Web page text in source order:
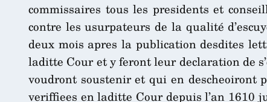
commissaires tous les presidents et
contre les usurpateurs de la qualité
deux mois apres la publication desdites
laditte Cour et y feront leur declaration de
voudront soustenir et qui en descheoiront
veriffiees en laditte Cour depuis l’an 1610